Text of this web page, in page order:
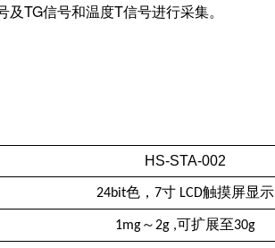
TG信号和温度T信号进行采集。
HS-STA-002
24bit色， 7寸 LCD触摸屏显示
1mg～2g ,可扩展至30g